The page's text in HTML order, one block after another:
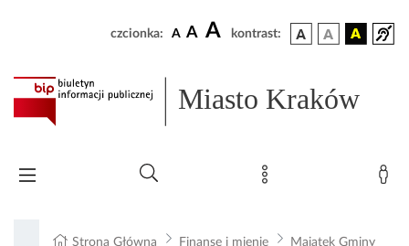
czcionka: A A A kontrast:
Miasto Kraków
Strona Główna Finanse i mienie
Majątek Gminy